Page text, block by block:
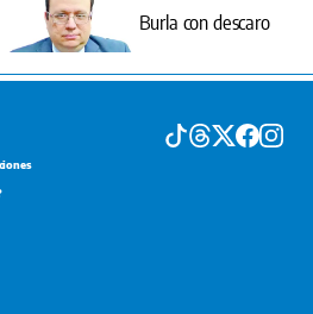
Burla con descaro